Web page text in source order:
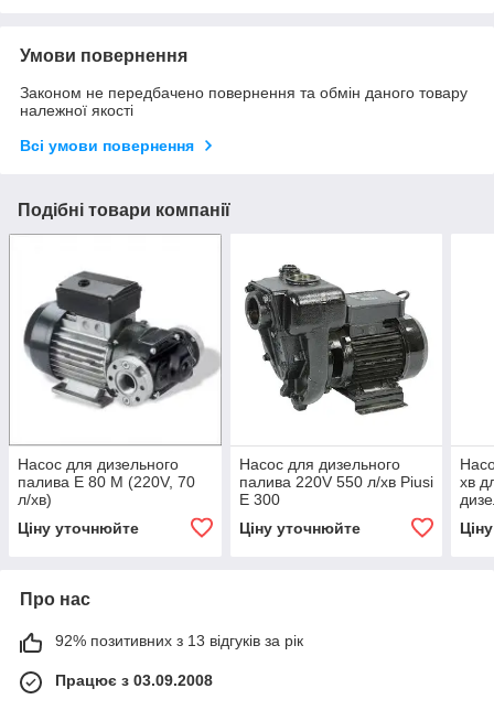
Умови повернення
Законом не передбачено повернення та обмін даного товару
належної якості
Всі умови повернення
Подібні товари компанії
Насос для дизельного
палива E 80 M (220V, 70
л/хв)
Ціну уточнюйте
Насос для дизельного
палива 220V 550 л/хв Piusi
E 300
Ціну уточнюйте
хв
Про нас
92% позитивних з 13 відгуків за рік
Працює з 03.09.2008